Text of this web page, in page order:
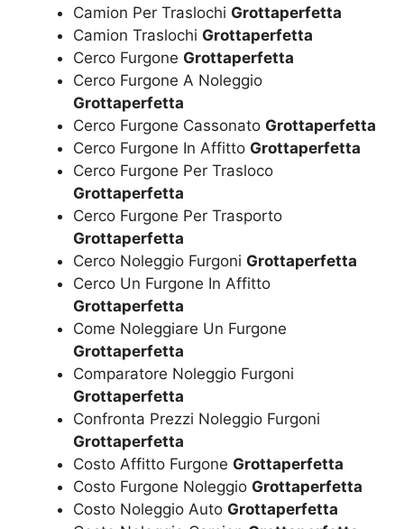
Camion Per Traslochi Grottaperfetta
Camion Traslochi Grottaperfetta
Cerco Furgone Grottaperfetta
Cerco Furgone A Noleggio
Grottaperfetta
Cerco Furgone Cassonato Grottaperfetta
Cerco Furgone In Affitto Grottaperfetta
Cerco Furgone Per Trasloco
Grottaperfetta
Cerco Furgone Per Trasporto
Grottaperfetta
Cerco Noleggio Furgoni Grottaperfetta
Cerco Un Furgone In Affitto
Grottaperfetta
Come Noleggiare Un Furgone
Grottaperfetta
Comparatore Noleggio Furgoni
Grottaperfetta
Confronta Prezzi Noleggio Furgoni
Grottaperfetta
Costo Affitto Furgone Grottaperfetta
Costo Furgone Noleggio Grottaperfetta
Costo Noleggio Auto Grottaperfetta